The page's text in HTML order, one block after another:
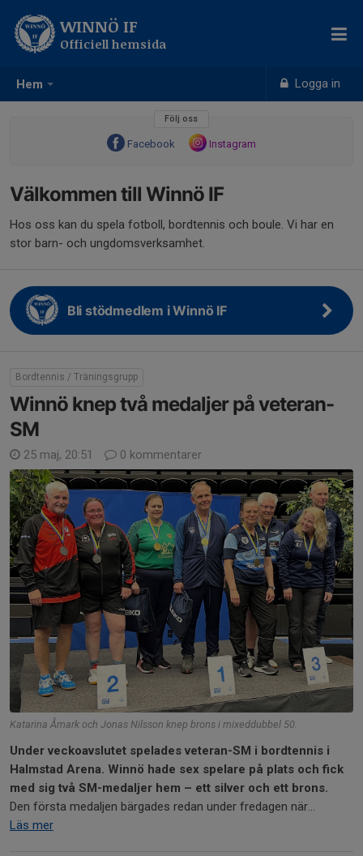
Hem Logga in
WINNÖ IF
Officiell hemsida
Följ oss
Facebook Instagram
Välkommen till Winnö IF
Hos oss kan du spela fotboll, bordtennis och boule. Vi har en
stor barn- och ungdomsverksamhet.
Bli stödmedlem i Winnö IF
Bordtennis / Träningsgrupp
Winnö knep två medaljer på veteran-
SM
25 maj, 20:51 0 kommentarer
Katarina Åmark och Jonas Nilsson knep brons i mixeddubbel 50.
Under veckoavslutet spelades veteran-SM i bordtennis i
Halmstad Arena. Winnö hade sex spelare på plats och fick
med sig två SM-medaljer hem – ett silver och ett brons.
Den första medaljen bärgades redan under fredagen när...
Läs mer